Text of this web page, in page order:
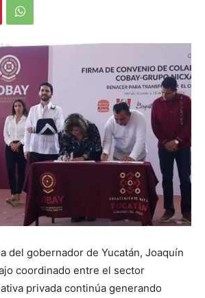
del gobernador de Yucatán, Joaquín
coordinado entre el sector
privada continúa generando